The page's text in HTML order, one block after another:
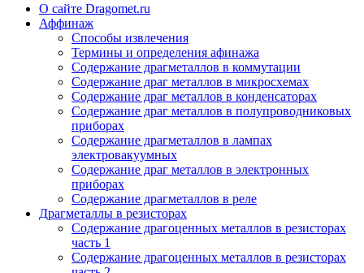
О сайте Dragomet.ru
Аффинаж
Способы извлечения
Термины и определения афинажа
Содержание драгметаллов в коммутации
Содержание драг металлов в микросхемах
Содержание драг металлов в конденсаторах
Содержание драг металлов в полупроводниковых
приборах
Содержание драгметаллов в лампах
электровакуумных
Содержание драг металлов в электронных
приборах
Содержание драгметаллов в реле
Драгметаллы в резисторах
Содержание драгоценных металлов в резисторах
часть 1
Содержание драгоценных металлов в резисторах